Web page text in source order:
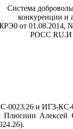
Система
конкуренции и
от
РОСС
0023.26 и ИГЗ-КС-
Плюснин